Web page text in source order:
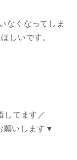
なくなってしま
しいです。
してます／
願いします▼